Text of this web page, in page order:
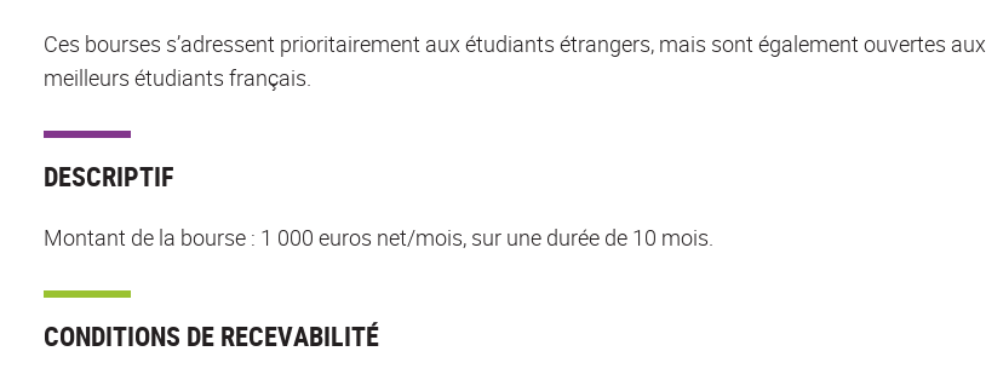
Ces bourses s’adressent prioritairement aux étudiants étrangers, mais sont également ouvertes aux
meilleurs étudiants français.
DESCRIPTIF
Montant de la bourse : 1 000 euros net/mois, sur une durée de 10 mois.
CONDITIONS DE RECEVABILITÉ